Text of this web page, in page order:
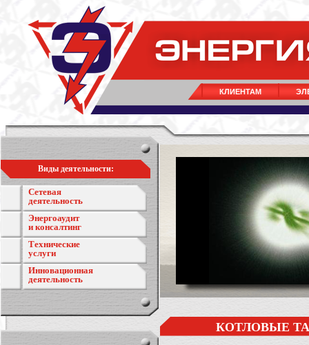
КЛИЕНТАМ
Виды деятельности:
Сетевая
деятельность
Энергоаудит
и консалтинг
Технические
услуги
Инновационная
деятельность
КОТЛОВЫЕ